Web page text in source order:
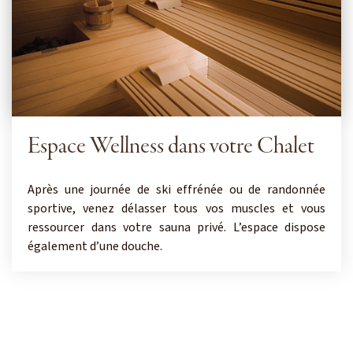
Espace Wellness dans votre Chalet
Après une journée de ski effrénée ou de randonnée
sportive, venez délasser tous vos muscles et vous
ressourcer dans votre sauna privé. L’espace dispose
également d’une douche.